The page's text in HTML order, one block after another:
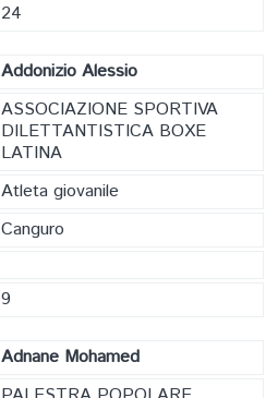
24
Addonizio Alessio
ASSOCIAZIONE SPORTIVA
DILETTANTISTICA BOXE
LATINA
Atleta giovanile
Canguro
9
Adnane Mohamed